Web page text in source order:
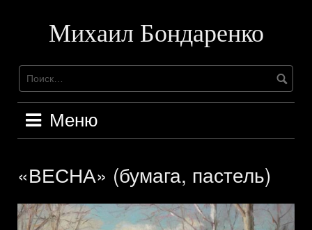
содержимомуМихаил Бондаренко
Меню
«ВЕСНА» (бумага, пастель)